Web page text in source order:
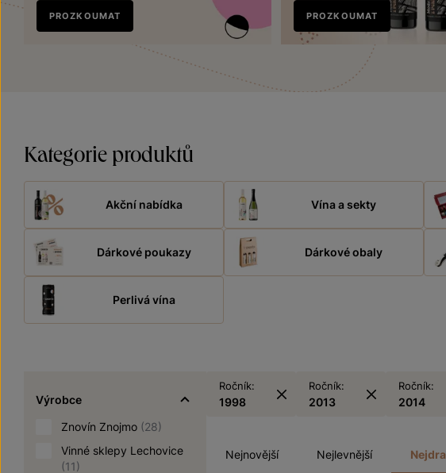
Nově
v prodeji
PROZKOUMAT PROZKOUMAT
Kategorie produktů
Akční nabídka Vína a sekty
Dárkové poukazy Dárkové obaly
Perlivá vína
Výrobce
Znovín Znojmo (28)
Vinné sklepy Lechovice
(11)
Ročník:
1998
Ročník:
2013
Ročník:
2014
Nejnovější Nejlevnější